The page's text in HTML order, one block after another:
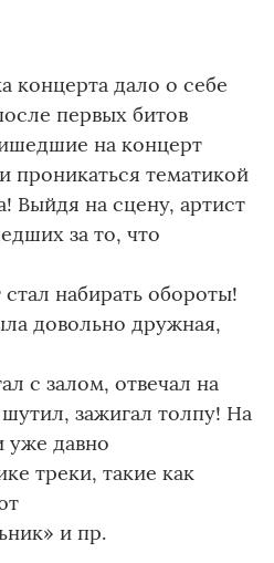
концерта дало о себе
первых битов
на концерт
проникаться тематикой
Выйдя на сцену, артист
за то, что
набирать обороты!
довольно дружная,
с залом, отвечал на
зажигал толпу! На
уже давно
треки, такие как
и пр.